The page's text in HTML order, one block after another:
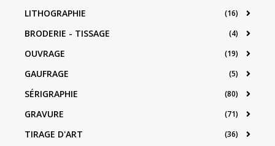
LITHOGRAPHIE (16)
BRODERIE - TISSAGE (4)
OUVRAGE (19)
GAUFRAGE (5)
SÉRIGRAPHIE (80)
GRAVURE (71)
TIRAGE D'ART (36)